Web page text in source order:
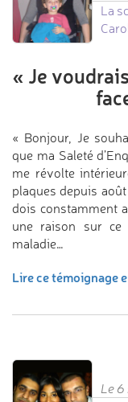
La
« Je
« Bonjour, Je
que ma Saleté
me révolte
plaques depuis
dois constamment
une raison sur ce
maladie…
Lire ce témoignage
Le 6